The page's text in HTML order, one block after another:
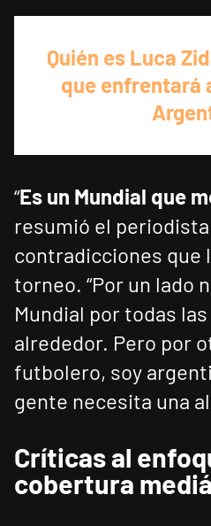
Quién es Luca
que enfrentará
“Es un Mundial que
resumió el
contradicciones que
torneo. “Por un lado
Mundial por todas
alrededor. Pero por
futbolero, soy
gente necesita una
Críticas al
cobertura